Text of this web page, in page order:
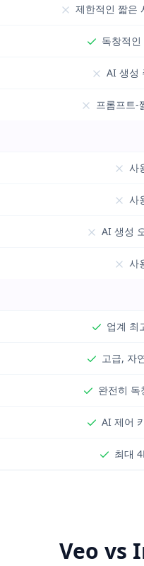
제한적인 짧은
독창적
AI 생성
프롬프트-
사
사
AI 생성
사
업계 최
고급, 자
완전히 독
AI 제어
최대
Veo vs